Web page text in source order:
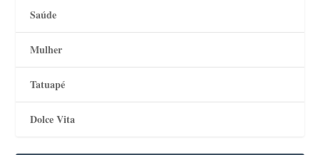
Saúde
Mulher
Tatuapé
Dolce Vita